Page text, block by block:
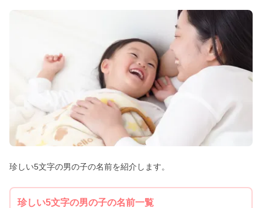
珍しい5文字の男の子の名前を紹介します。
珍しい5文字の男の子の名前一覧